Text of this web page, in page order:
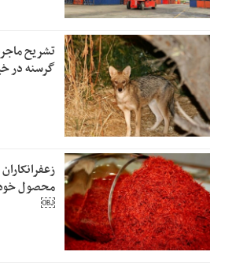
تشریح
گرسنه در
محصول
￼